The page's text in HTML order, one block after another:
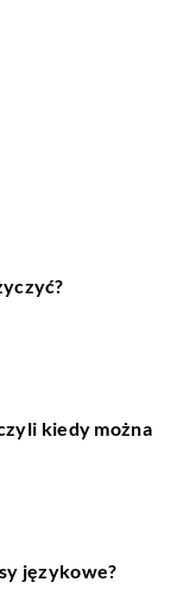
kiedy można
językowe?